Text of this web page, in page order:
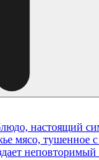
настоящий
мясо, тушенное
неповторимый